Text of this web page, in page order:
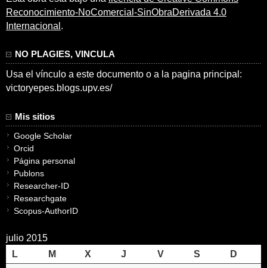
Reconocimiento-NoComercial-SinObraDerivada 4.0
Internacional .
NO PLAGIES, VINCULA
Usa el vínculo a este documento o a la pagina principal:
victoryepes.blogs.upv.es/
Mis sitios
Google Scholar
Orcid
Página personal
Publons
Researcher-ID
Researchgate
Scopus-AuthorID
julio 2015
L
M X J V S
D